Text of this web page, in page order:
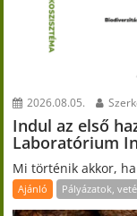
2026.08.05.
Indul az első
Laboratórium
Mi történik akkor,
Ajánló Pályázatok,